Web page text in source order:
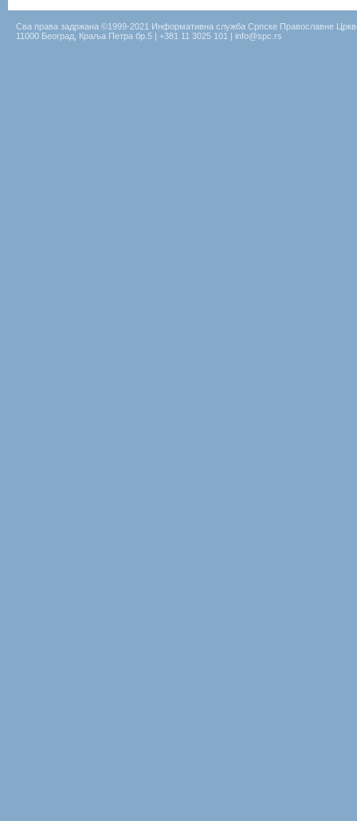
Сва права задржана ©1999-2021 Информативна служба Српске Православне
11000 Београд, Краља Петра бр.5 | +381 11 3025 101 | info@spc.rs